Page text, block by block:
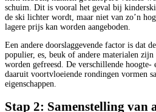
schuim. Dit is vooral het geval bij
de ski lichter wordt, maar niet van zo’n
lagere prijs kan worden aangeboden.
Een andere doorslaggevende factor is dat
populier, es, beuk of andere materialen
worden gefreesd. De verschillende
daaruit voortvloeiende rondingen vormen
eigenschappen.
Stap 2: Samenstelling van